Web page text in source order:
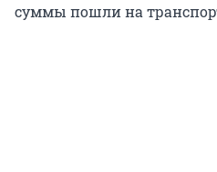
суммы пошли на